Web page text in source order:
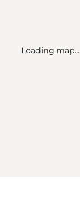
Loading map...